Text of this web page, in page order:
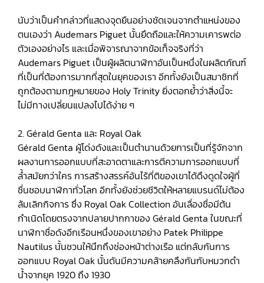
นับว่าเป็นคำกล่าวที่แสดงจุดยืนอย่างชัดเจนจากตำแหน่งของ
ตนเองว่า Audemars Piguet นั้นยึดถือและให้ความเคารพต่อ
ตัวเองอย่างไร และเมื่อพิจารณาจากข้อเท็จจริงที่ว่า
Audemars Piguet เป็นผู้ผลิตนาฬิกาอันเป็นหนึ่งในผลิตภัณฑ์
ที่เป็นที่ต้องการมากที่สุดในยุคของเรา อีกทั้งยังเป็นสมาชิกที่
ถูกต้องตามกฎหมายของ Holy Trinity ยิ่งตอกย้ำว่าสิ่งนี้จะ
ไม่มีทางเปลี่ยนแปลงไปได้ง่าย ๆ
2. Gérald Genta และ Royal Oak
Gérald Genta ผู้โด่งดังและเป็นตำนานด้วยการเป็นที่รู้จักจาก
ผลงานการออกแบบที่สะอาดตาและการตีความการออกแบบที่
ล้ำสมัยกว่าใคร การสร้างสรรค์อันไร้ที่ติของเขาได้ดึงดูดใจผู้ที่
ชื่นชอบนาฬิกาทั่วโลก อีกทั้งยังช่วยชีวิตให้หลายแบรนด์ไม่ต้อง
ล้มเลิกกิจการ ซึ่ง Royal Oak Collection อันเลื่องชื่อมีต้น
กำเนิดโดยตรงจากปลายปากกาของ Gérald Genta ในขณะที่
นาฬิกาชื่อดังอีกเรือนหนึ่งของเขาอย่าง Patek Philippe
Nautilus นั้นชวนให้นึกถึงช่องหน้าต่างเรือ แต่กลับกันการ
ออกแบบ Royal Oak นั้นดันมีความคล้ายคลึงกันกับหมวกดำ
น้ำจากยุค 1920 ถึง 1930